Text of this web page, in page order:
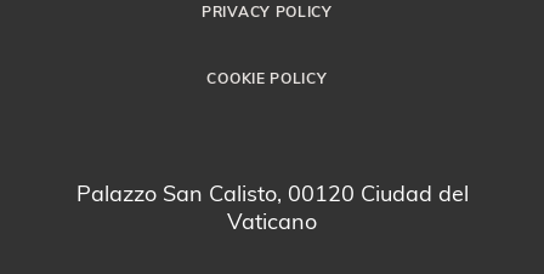
PRIVACY POLICY
COOKIE POLICY
Palazzo San Calisto, 00120 Ciudad del
Vaticano